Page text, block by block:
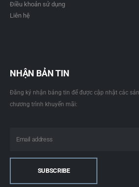
Điều khoản sử dụng
Liên hệ
NHẬN BẢN TIN
Đăng ký nhận bảng tin để được cập nhật các
chương trình khuyến mãi: